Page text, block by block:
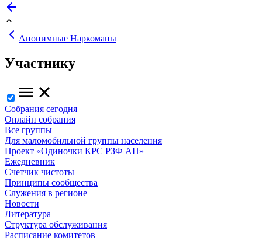
Анонимные Наркоманы
Участнику
Собрания сегодня
Онлайн собрания
Все группы
Для маломобильной группы населения
Проект «Одиночки КРС РЗФ АН»
Ежедневник
Счетчик чистоты
Принципы сообщества
Служения в регионе
Новости
Литература
Структура обслуживания
Расписание комитетов